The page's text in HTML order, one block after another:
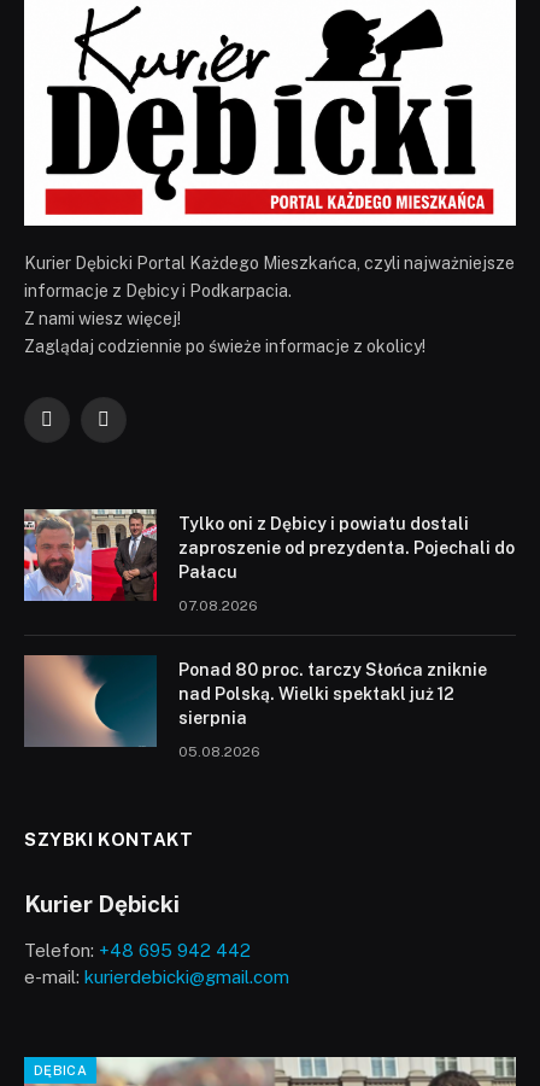
Kurier Dębicki Portal Każdego Mieszkańca, czyli najważniejsze
informacje z Dębicy i Podkarpacia.
Z nami wiesz więcej!
Zaglądaj codziennie po świeże informacje z okolicy!
FacebookYouTube
Tylko oni z Dębicy i powiatu dostali
zaproszenie od prezydenta. Pojechali do
Pałacu
07.08.2026
Ponad 80 proc. tarczy Słońca zniknie
nad Polską. Wielki spektakl już 12
sierpnia
05.08.2026
SZYBKI KONTAKT
Kurier Dębicki
Telefon: +48 695 942 442
e-mail: kurierdebicki@gmail.com
DĘBICA